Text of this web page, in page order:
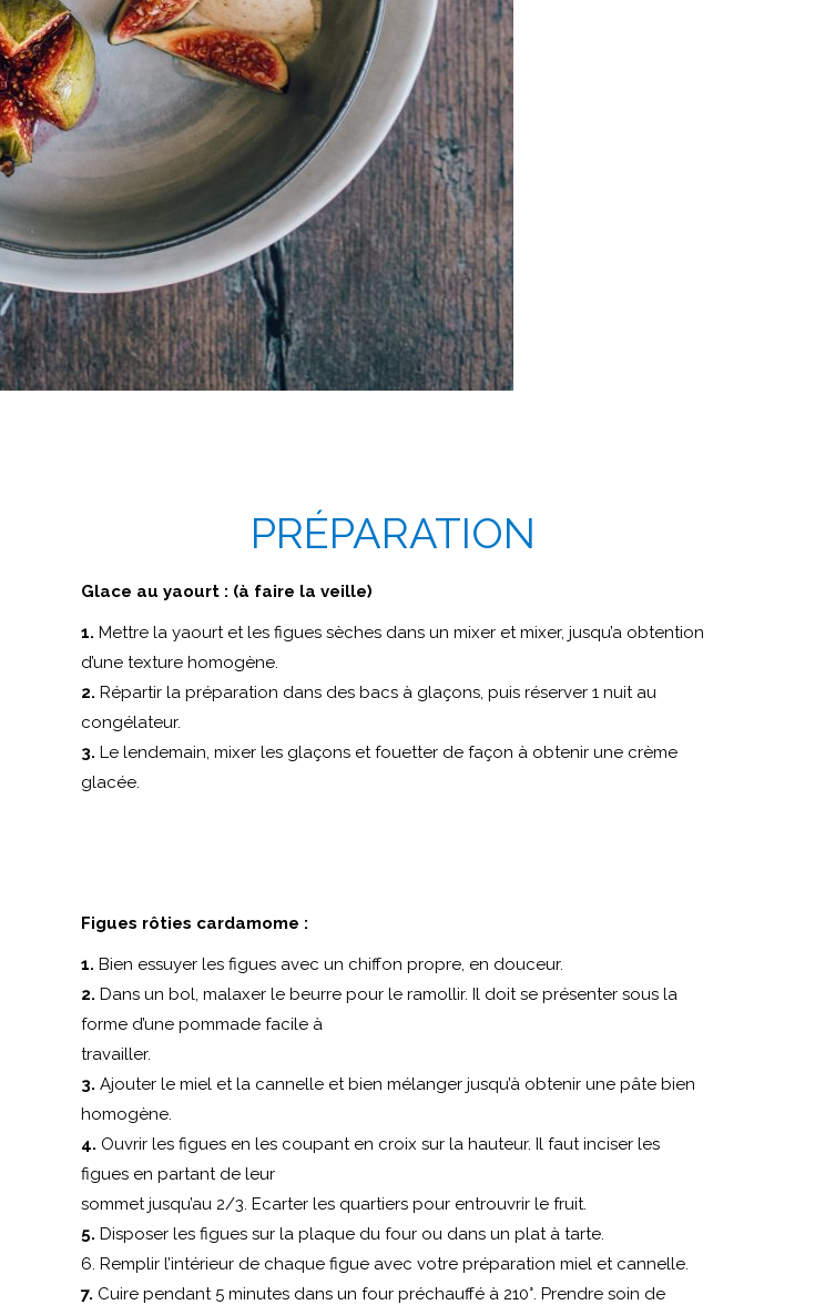
PRÉPARATION
Glace au yaourt : (à faire la veille)
1. Mettre la yaourt et les figues sèches dans un mixer et mixer, jusqu’a obtention
d’une texture homogène.
2. Répartir la préparation dans des bacs à glaçons, puis réserver 1 nuit au
congélateur.
3. Le lendemain, mixer les glaçons et fouetter de façon à obtenir une crème
glacée.
Figues rôties cardamome :
1. Bien essuyer les figues avec un chiffon propre, en douceur.
2. Dans un bol, malaxer le beurre pour le ramollir. Il doit se présenter sous la
forme d’une pommade facile à
travailler.
3. Ajouter le miel et la cannelle et bien mélanger jusqu’à obtenir une pâte bien
homogène.
4. Ouvrir les figues en les coupant en croix sur la hauteur. Il faut inciser les
figues en partant de leur
sommet jusqu’au 2/3. Ecarter les quartiers pour entrouvrir le fruit.
5. Disposer les figues sur la plaque du four ou dans un plat à tarte.
6. Remplir l’intérieur de chaque figue avec votre préparation miel et cannelle.
7. Cuire pendant 5 minutes dans un four préchauffé à 210°. Prendre soin de